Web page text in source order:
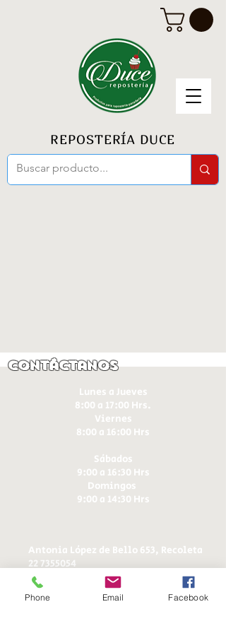
REPOSTERÍA DUCE
Contáctanos
Lunes a Jueves
8:00 a 17:00 Hrs.
Viernes
8:00 a 16:00 Hrs​
Sábados
9:00 a 16:30 Hrs
Domingos
9:00 a 14:30 Hrs
Antonia López de Bello 653, Recoleta
22 7355054
22 7375725
+56 9 75224598
ducereposteria@gmail.com
Phone Email Facebook